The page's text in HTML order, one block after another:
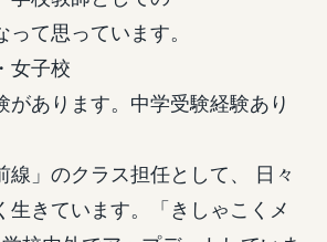
て思っています。
女子校
あります。中学受験経験あり
線」のクラス担任として、 日々
生きています。「きしゃこくメ